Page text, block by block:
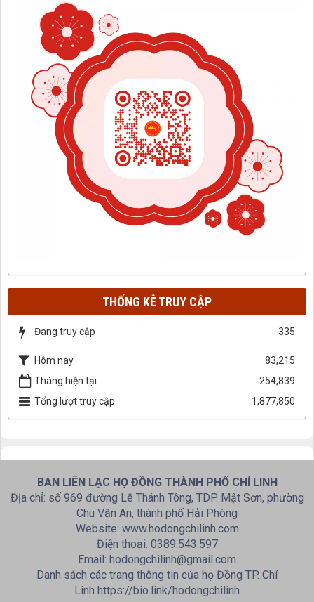
THỐNG KÊ TRUY CẬP
Đang truy cập 335
Hôm nay
83,215
Tháng hiện tại
254,839
Tổng lượt truy cập
1,877,850
BAN LIÊN LẠC HỌ ĐỒNG THÀNH PHỐ CHÍ LINH
Địa chỉ: số 969 đường Lê Thánh Tông, TDP. Mật Sơn, phường
Chu Văn An, thành phố Hải Phòng
Website: www.hodongchilinh.com
Điện thoại: 0389.543.597
Email: hodongchilinh@gmail.com
Danh sách các trang thông tin của họ Đồng TP. Chí
Linh https://bio.link/hodongchilinh